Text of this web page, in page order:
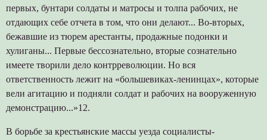
первых, бунтари солдаты и матросы и толпа рабочих, не
отдающих себе отчета в том, что они делают... Во-вторых,
бежавшие из тюрем арестанты, продажные подонки и
хулиганы... Первые бессознательно, вторые сознательно
имеете творили дело контрреволюции. Но вся
ответственность лежит на «большевиках-ленинцах», которые
вели агитацию и подняли солдат и рабочих на вооруженную
демонстрацию...»12.
В борьбе за крестьянские массы уезда социалисты-